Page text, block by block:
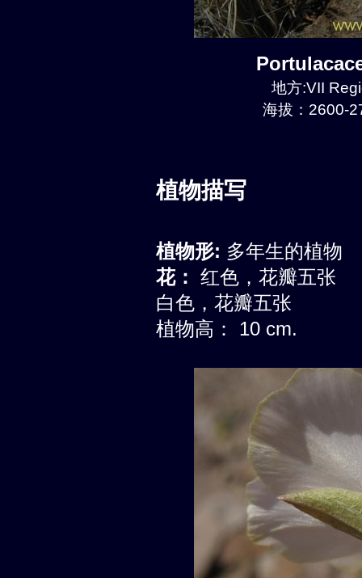
地方:VII
海拔：2600-
植物描写
植物形: 多年生的植物
花： 红色，花瓣五张
白色，花瓣五张
植物高： 10 cm.